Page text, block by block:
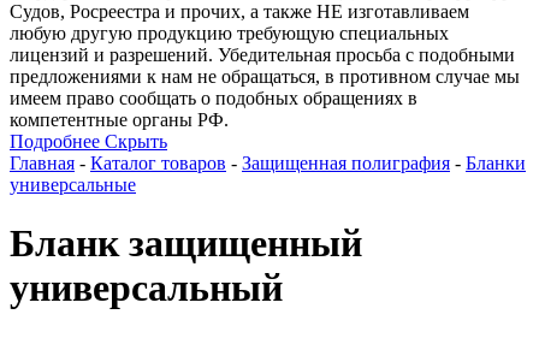
Судов, Росреестра и прочих, а также НЕ изготавливаем
любую другую продукцию требующую специальных
лицензий и разрешений. Убедительная просьба с подобными
предложениями к нам не обращаться, в противном случае мы
имеем право сообщать о подобных обращениях в
компетентные органы РФ.
Подробнее Скрыть
Главная - Каталог товаров - Защищенная полиграфия - Бланки
универсальные
Бланк защищенный
универсальный